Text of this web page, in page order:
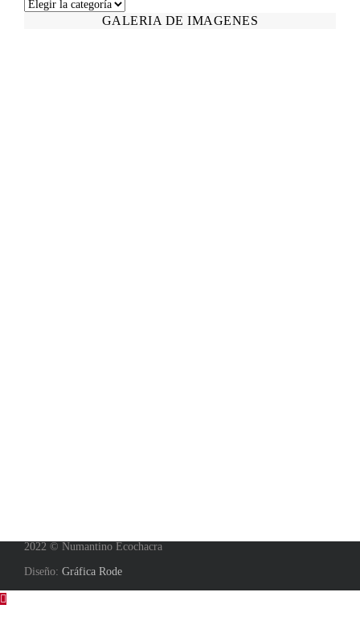
Categories
GALERIA DE IMAGENES
2022 © Numantino Ecochacra
Diseño: Gráfica Rode